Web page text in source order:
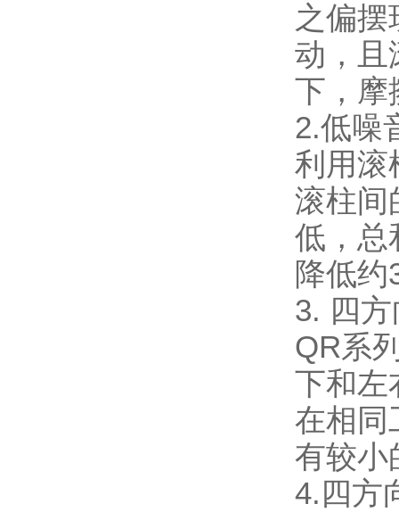
之偏摆
动，且
下，摩
2.低噪
利用滚
滚柱间
低，总
降低约
3. 四
QR系
下和左
在相同
有较小
4.四方